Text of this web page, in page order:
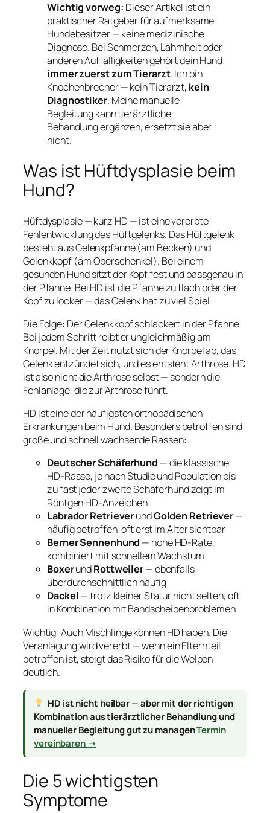
Wichtig vorweg: Dieser Artikel ist ein
praktischer Ratgeber für aufmerksame
Hundebesitzer — keine medizinische
Diagnose. Bei Schmerzen, Lahmheit oder
anderen Auffälligkeiten gehört dein Hund
immer zuerst zum Tierarzt. Ich bin
Knochenbrecher — kein Tierarzt, kein
Diagnostiker. Meine manuelle
Begleitung kann tierärztliche
Behandlungergänzen, ersetzt sie aber
nicht.
Was ist Hüftdysplasie beim
Hund?
Hüftdysplasie — kurz HD — ist eine vererbte
Fehlentwicklung des Hüftgelenks. Das Hüftgelenk
besteht aus Gelenkpfanne (am Becken) und
Gelenkkopf (am Oberschenkel). Bei einem
gesunden Hund sitzt der Kopf fest und passgenau in
der Pfanne. Bei HD ist die Pfanne zu flach oder der
Kopf zu locker — das Gelenk hat zu viel Spiel.
Die Folge: Der Gelenkkopf schlackert in der Pfanne.
Bei jedem Schritt reibt er ungleichmäßig am
Knorpel. Mit der Zeit nutzt sich der Knorpel ab, das
Gelenk entzündet sich, und es entsteht Arthrose. HD
ist also nicht die Arthrose selbst — sondern die
Fehlanlage, die zur Arthrose führt.
HD ist eine der häufigsten orthopädischen
Erkrankungen beim Hund. Besonders betroffen sind
große und schnell wachsende Rassen:
Deutscher Schäferhund — die klassische
HD-Rasse, je nach Studie und Population bis
zu fast jeder zweite Schäferhund zeigt im
Röntgen HD-Anzeichen
Labrador RetrieverundGolden Retriever—
häufig betroffen, oft erst im Alter sichtbar
Berner Sennenhund — hohe HD-Rate,
kombiniert mit schnellem Wachstum
BoxerundRottweiler— ebenfalls
überdurchschnittlich häufig
Dackel— trotz kleiner Statur nicht selten, oft
in Kombination mit Bandscheibenproblemen
Wichtig: Auch Mischlinge können HD haben. Die
Veranlagung wird vererbt — wenn ein Elternteil
betroffen ist, steigt das Risiko für die Welpen
deutlich.
HD ist nicht heilbar — aber mit der richtigen
Kombination aus tierärztlicher Behandlung und
manueller Begleitung gut zu managenTermin
vereinbaren →
Die 5 wichtigsten
Symptome